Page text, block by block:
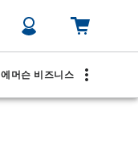
에머슨 비즈니스